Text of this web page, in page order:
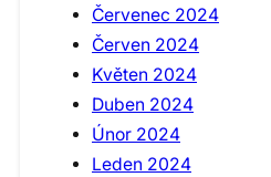
Červenec 2024
Červen 2024
Květen 2024
Duben 2024
Únor 2024
Leden 2024